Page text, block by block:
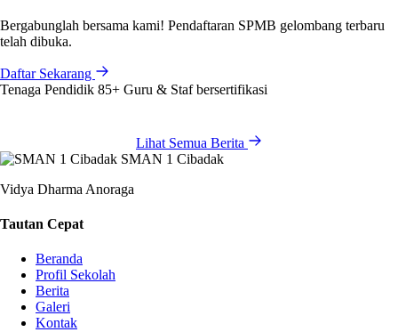
Bergabunglah bersama kami! Pendaftaran SPMB gelombang terbaru
telah dibuka.
Daftar Sekarang
Tenaga Pendidik 85+ Guru & Staf bersertifikasi
Lihat Semua Berita
SMAN 1 Cibadak
Vidya Dharma Anoraga
Tautan Cepat
Beranda
Profil Sekolah
Berita
Galeri
Kontak